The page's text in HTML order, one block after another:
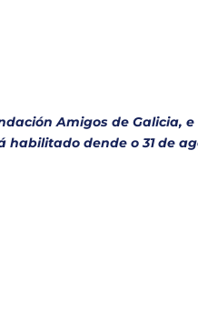
Amigos de Galicia,
habilitado dende o 31 de